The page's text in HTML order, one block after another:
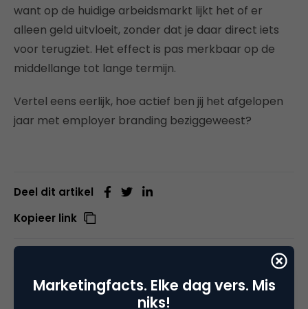
want op de huidige arbeidsmarkt lijkt het of er
alleen geld uitvloeit, zonder dat je daar direct iets
voor terugziet. Het effect is pas merkbaar op de
middellange tot lange termijn.
Vertel eens eerlijk, hoe actief ben jij het afgelopen
jaar met employer branding beziggeweest?
Deel dit artikel
Kopieer link
Michèl Schilders
Algemeen Directeur bij
Marketingfacts. Elke dag vers. Mis
niks!